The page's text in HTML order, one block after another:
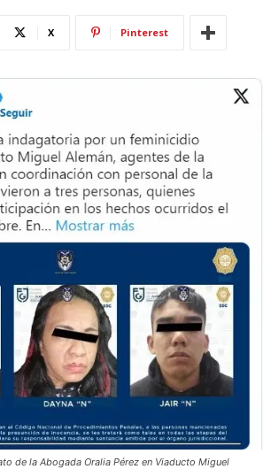
X Pinterest
de la Abogada Oralia Pérez en Viaducto Miguel